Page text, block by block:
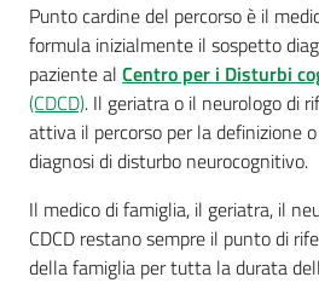
Punto cardine del percorso è il
formula inizialmente il sospetto
paziente al Centro per i Disturbi
(CDCD). Il geriatra o il neurologo di
attiva il percorso per la definizione
diagnosi di disturbo neurocognitivo.
Il medico di famiglia, il geriatra, il
CDCD restano sempre il punto di
della famiglia per tutta la durata